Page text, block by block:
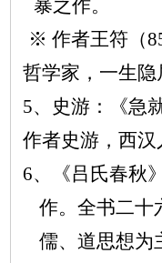
暴之作。
※ 作者王符（
哲学家，一生隐
5、史游：《急
作者史游，西汉
6、《吕氏春秋
作。全书二十
儒、道思想为